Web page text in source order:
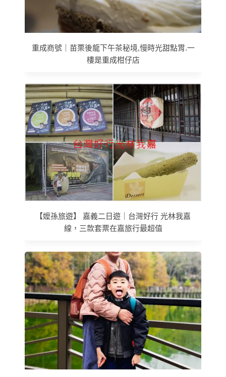
重成商號｜苗栗後龍下午茶秘境,慢時光甜點胃.一
樓是重成柑仔店
【嬤孫旅遊】 嘉義二日遊｜台灣好行 光林我嘉
線，三款套票在嘉旅行最超值